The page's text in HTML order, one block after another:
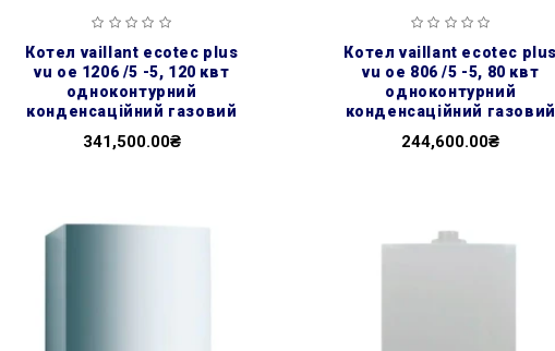
котел vaillant ecotec plus
vu oe 1206 /5 -5, 120 квт
одноконтурний
конденсаційний газовий
341,500.00₴
котел vaillant ecotec plus
vu oe 806 /5 -5, 80 квт
одноконтурний
конденсаційний газовий
244,600.00₴